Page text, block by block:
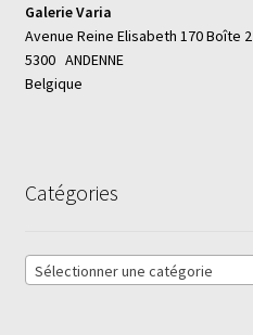
Galerie Varia
Avenue Reine Elisabeth 170 Boîte 2
5300 ANDENNE
Belgique
Catégories
Sélectionner une catégorie